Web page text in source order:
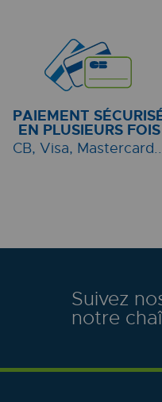
PAIEMENT
EN PLUSIEURS FOIS
CB, Visa,
Suivez
notre